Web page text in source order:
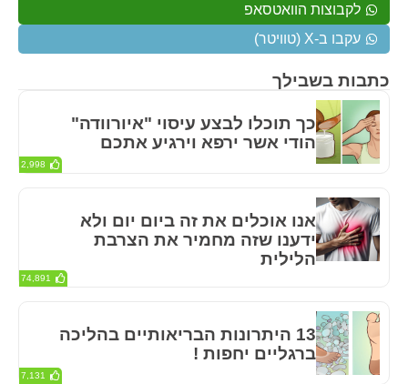
כתבות בשבילך
כך תוכלו לבצע עיסוי "איורוודה"
הודי אשר ירפא וירגיע אתכם
2,998
אנו אוכלים את זה ביום יום ולא
ידענו שזה מחמיר את הצרבת
הלילית
74,891
13 היתרונות הבריאותיים בהליכה
ברגליים יחפות !
7,131
לקבוצות הוואטסאפ
עקבו ב-X (טוויטר)